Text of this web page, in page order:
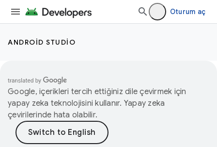
Oturum aç
ANDROID STUDIO
Google, içerikleri tercih ettiğiniz dile çevirmek için
yapay zeka teknolojisini kullanır. Yapay zeka
çevirilerinde hata olabilir.